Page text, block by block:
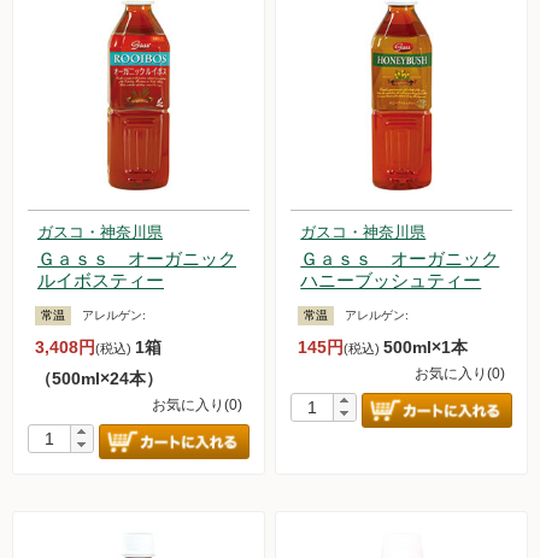
ガスコ・神奈川県
Ｇａｓｓ オーガニック
ルイボスティー
常温 アレルゲン:
3,408円(税込) 1箱
（500ml×24本）
お気に入り(0)
ガスコ・神奈川県
Ｇａｓｓ オーガニック
ハニーブッシュティー
常温 アレルゲン:
145円(税込)500ml×1本
お気に入り(0)